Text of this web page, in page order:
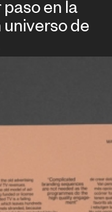
en la
de